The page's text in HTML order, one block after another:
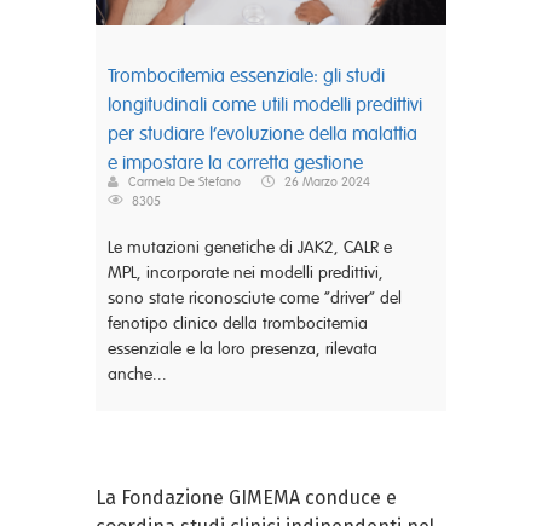
Trombocitemia essenziale: gli studi
longitudinali come utili modelli predittivi
per studiare l’evoluzione della malattia
e impostare la corretta gestione
Carmela De Stefano
26 Marzo 2024
8305
Le mutazioni genetiche di JAK2, CALR e
MPL, incorporate nei modelli predittivi,
sono state riconosciute come “driver” del
fenotipo clinico della trombocitemia
essenziale e la loro presenza, rilevata
anche...
La Fondazione GIMEMA conduce e